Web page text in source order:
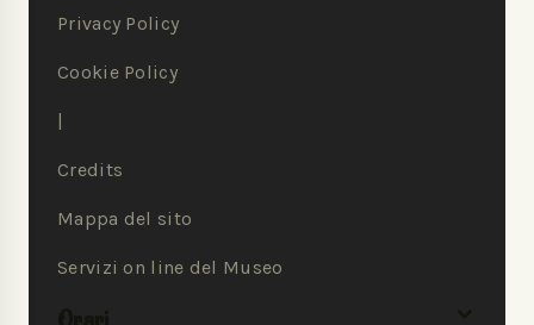
Privacy Policy
Cookie Policy
|
Credits
Mappa del sito
Servizi on line del Museo